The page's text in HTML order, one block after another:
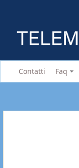
Contatti Faq